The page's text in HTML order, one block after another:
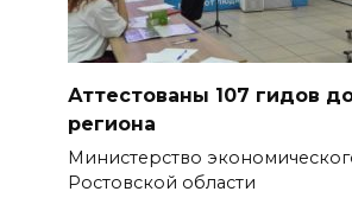
Аттестованы 107 гидов
региона
Министерство
Ростовской области